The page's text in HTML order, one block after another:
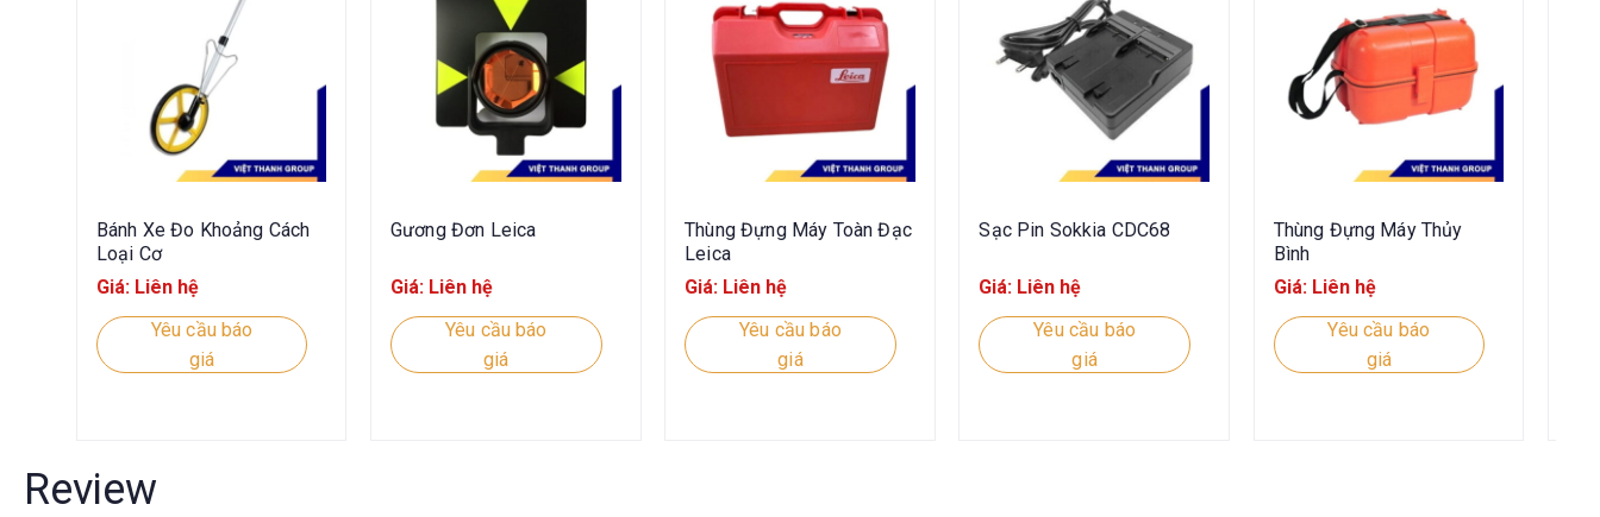
Bánh Xe Đo Khoảng Cách
Loại Cơ
Giá: Liên hệ
Yêu cầu báo
giá
Gương Đơn Leica
Giá: Liên hệ
Yêu cầu báo
giá
Thùng Đựng Máy Toàn Đạc
Leica
Giá: Liên hệ
Yêu cầu báo
giá
Sạc Pin Sokkia CDC68
Giá: Liên hệ
Yêu cầu báo
giá
Thùng Đựng Máy Thủy
Bình
Giá: Liên hệ
Yêu cầu báo
giá
Review